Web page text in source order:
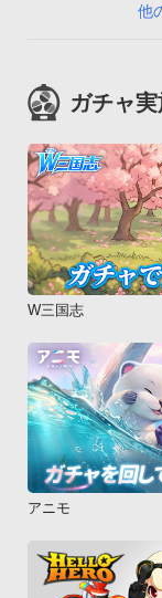
他
ガチャ
W三国志
アニモ